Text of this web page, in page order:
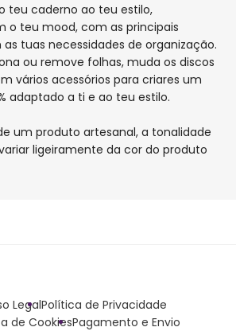
teu caderno ao teu estilo,
o teu mood, com as principais
tuas necessidades de organização.
ou remove folhas, muda os discos
vários acessórios para criares um
adaptado a ti e ao teu estilo.
um produto artesanal, a tonalidade
ligeiramente da cor do produto
LegalPolítica de Privacidade
de CookiesPagamento e Envio